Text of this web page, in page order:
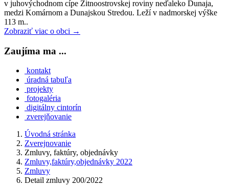
v juhovýchodnom cípe Žitnoostrovskej roviny neďaleko Dunaja,
medzi Komárnom a Dunajskou Stredou. Leží v nadmorskej výške
113 m..
Zobraziť viac o obci →
Zaujíma ma ...
kontakt
úradná tabuľa
projekty
fotogaléria
digitálny cintorín
zverejňovanie
Úvodná stránka
Zverejnovanie
Zmluvy, faktúry, objednávky
Zmluvy,faktúry,objednávky 2022
Zmluvy
Detail zmluvy 200/2022